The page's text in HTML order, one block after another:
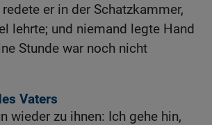
er in der Schatzkammer,
lehrte; und niemand legte Hand
Stunde war noch nicht
Vaters
wieder zu ihnen: Ich gehe hin,